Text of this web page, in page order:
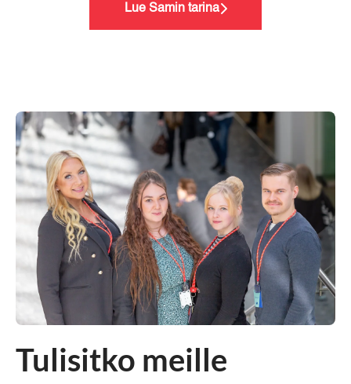
Lue Samin tarina
Tulisitko meille